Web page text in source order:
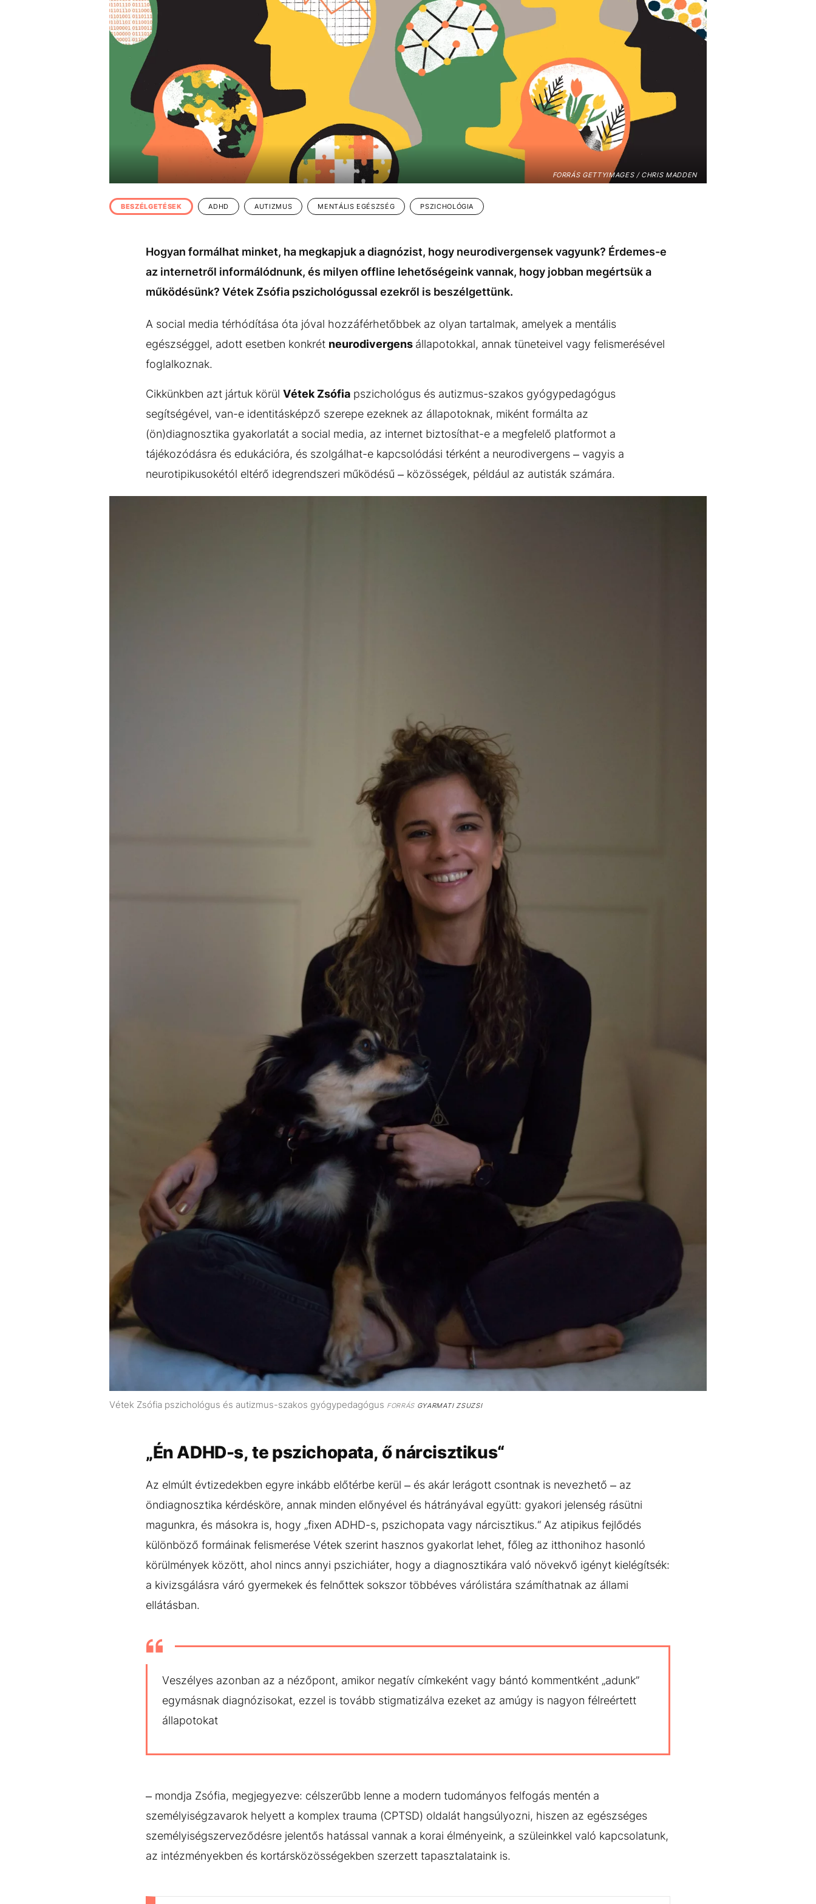
EGYÉB FORMÁTUMOK
Kiemelt tartalmakVideóKvíz
REFRESHER
Médiaajánlat Impresszum
FORRÁS GETTYIMAGES / CHRIS MADDEN
BESZÉLGETÉSEK ADHD AUTIZMUS MENTÁLIS EGÉSZSÉG PSZICHOLÓGIA
Hogyan formálhat minket, ha megkapjuk a diagnózist, hogy neurodivergensek vagyunk? Érdemes-e
az internetről informálódnunk, és milyen offline lehetőségeink vannak, hogy jobban megértsük a
működésünk? Vétek Zsófia pszichológussal ezekről is beszélgettünk.
A social media térhódítása óta jóval hozzáférhetőbbek az olyan tartalmak, amelyek a mentális
egészséggel, adott esetben konkrét neurodivergens állapotokkal, annak tüneteivel vagy felismerésével
foglalkoznak.
Cikkünkben azt jártuk körül Vétek Zsófia pszichológus és autizmus-szakos gyógypedagógus
segítségével, van-e identitásképző szerepe ezeknek az állapotoknak, miként formálta az
(ön)diagnosztika gyakorlatát a social media, az internet biztosíthat-e a megfelelő platformot a
tájékozódásra és edukációra, és szolgálhat-e kapcsolódási térként a neurodivergens – vagyis a
neurotipikusokétól eltérő idegrendszeri működésű – közösségek, például az autisták számára.
Vétek Zsófia pszichológus és autizmus-szakos gyógypedagógus FORRÁSGYARMATI ZSUZSI
„Én ADHD-s, te pszichopata, ő nárcisztikus“
Az elmúlt évtizedekben egyre inkább előtérbe kerül – és akár lerágott csontnak is nevezhető – az
öndiagnosztika kérdésköre, annak minden előnyével és hátrányával együtt: gyakori jelenség rásütni
magunkra, és másokra is, hogy „fixen ADHD-s, pszichopata vagy nárcisztikus.“ Az atipikus fejlődés
különböző formáinak felismerése Vétek szerint hasznos gyakorlat lehet, főleg az itthonihoz hasonló
körülmények között, ahol nincs annyi pszichiáter, hogy a diagnosztikára való növekvő igényt kielégítsék:
a kivizsgálásra váró gyermekek és felnőttek sokszor többéves várólistára számíthatnak az állami
ellátásban.
Veszélyes azonban az a nézőpont, amikor negatív címkeként vagy bántó kommentként „adunk”
egymásnak diagnózisokat, ezzel is tovább stigmatizálva ezeket az amúgy is nagyon félreértett
állapotokat
– mondja Zsófia, megjegyezve: célszerűbb lenne a modern tudományos felfogás mentén a
személyiségzavarok helyett a komplex trauma (CPTSD) oldalát hangsúlyozni, hiszen az egészséges
személyiségszerveződésre jelentős hatással vannak a korai élményeink, a szüleinkkel való kapcsolatunk,
az intézményekben és kortársközösségekben szerzett tapasztalataink is.